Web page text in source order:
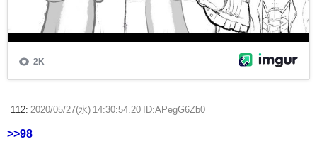
112: 2020/05/27(水) 14:30:54.20 ID:APegG6Zb0
>>98